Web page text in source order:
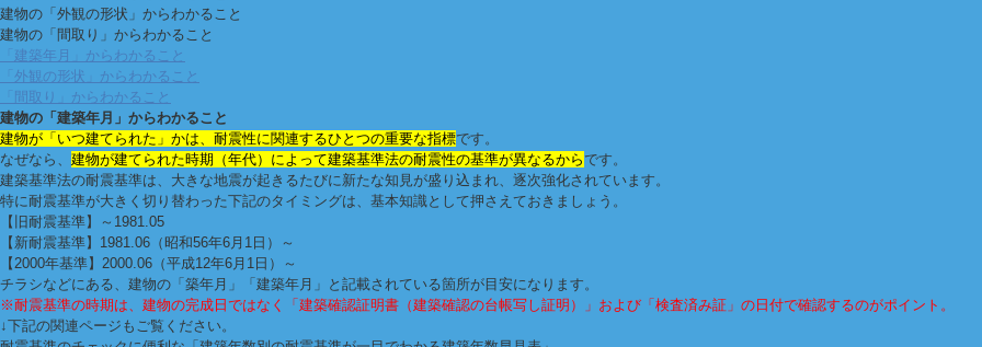
建物の「外観の形状」からわかること
建物の「間取り」からわかること
「建築年月」からわかること
「外観の形状」からわかること
「間取り」からわかること
建物の「建築年月」からわかること
建物が「いつ建てられた」かは、耐震性に関連するひとつの重要な指標です。
なぜなら、 建物が建てられた時期（年代）によって建築基準法の耐震性の基準が異なるからです。
建築基準法の耐震基準は、大きな地震が起きるたびに新たな知見が盛り込まれ、逐次強化されています。
特に耐震基準が大きく切り替わった下記のタイミングは、基本知識として押さえておきましょう。
【旧耐震基準】～1981.05
【新耐震基準】1981.06（昭和56年6月1日）～
【2000年基準】2000.06（平成12年6月1日）～
チラシなどにある、建物の「築年月」「建築年月」と記載されている箇所が目安になります。
※耐震基準の時期は、建物の完成日ではなく「建築確認証明書（建築確認の台帳写し証明）」および「検査済み証」の日付で確認するのがポイント。
↓下記の関連ページもご覧ください。